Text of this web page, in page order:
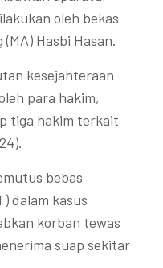
oleh bekas
Hasbi Hasan.
kesejahteraan
para hakim,
tiga hakim terkait
bebas
dalam kasus
korban tewas
suap sekitar